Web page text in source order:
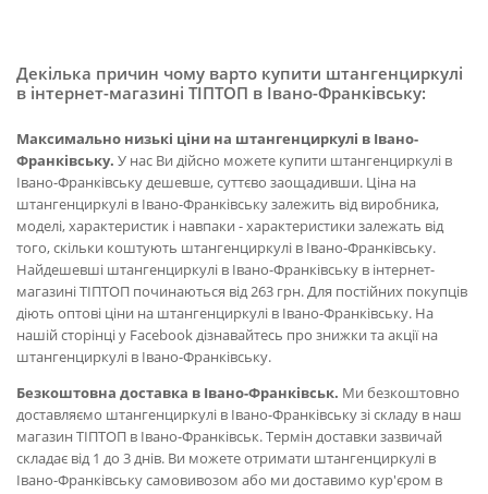
Декілька причин чому варто купити штангенциркулі
в інтернет-магазині ТІПТОП в Івано-Франківську:
Максимально низькі ціни на штангенциркулі в Івано-
Франківську. У нас Ви дійсно можете купити штангенциркулі в
Івано-Франківську дешевше, суттєво заощадивши. Ціна на
штангенциркулі в Івано-Франківську залежить від виробника,
моделі, характеристик і навпаки - характеристики залежать від
того, скільки коштують штангенциркулі в Івано-Франківську.
Найдешевші штангенциркулі в Івано-Франківську в інтернет-
магазині ТІПТОП починаються від 263 грн. Для постійних покупців
діють оптові ціни на штангенциркулі в Івано-Франківську. На
нашій сторінці у Facebook дізнавайтесь про знижки та акції на
штангенциркулі в Івано-Франківську.
Безкоштовна доставка в Івано-Франківськ. Ми безкоштовно
доставляємо штангенциркулі в Івано-Франківську зі складу в наш
магазин ТІПТОП в Івано-Франківськ. Термін доставки зазвичай
складає від 1 до 3 днів. Ви можете отримати штангенциркулі в
Івано-Франківську самовивозом або ми доставимо кур'єром в